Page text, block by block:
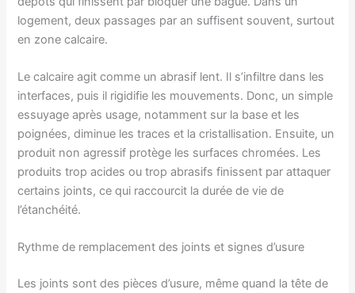
logement, deux passages par an suffisent souvent, surtout
en zone calcaire.
Le calcaire agit comme un abrasif lent. Il s’infiltre dans les
interfaces, puis il rigidifie les mouvements. Donc, un simple
essuyage après usage, notamment sur la base et les
poignées, diminue les traces et la cristallisation. Ensuite, un
produit non agressif protège les surfaces chromées. Les
produits trop acides ou trop abrasifs finissent par attaquer
certains joints, ce qui raccourcit la durée de vie de
l’étanchéité.
Rythme de remplacement des joints et signes d’usure
Les joints sont des pièces d’usure, même quand la tête de